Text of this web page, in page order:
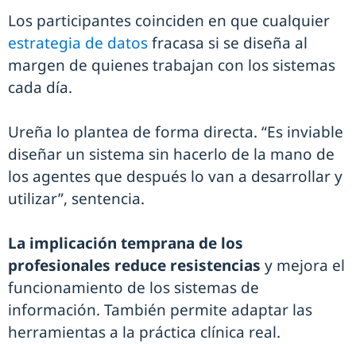
Los participantes coinciden en que cualquier
estrategia de datosfracasa si se diseña al
margen de quienes trabajan con los sistemas
cada día.
Ureña lo plantea de forma directa. “Es inviable
diseñar un sistema sin hacerlo de la mano de
los agentes que después lo van a desarrollar y
utilizar”, sentencia.
La implicación temprana de los
profesionales reduce resistencias y mejora el
funcionamiento de los sistemas de
información. También permite adaptar las
herramientas a la práctica clínica real.